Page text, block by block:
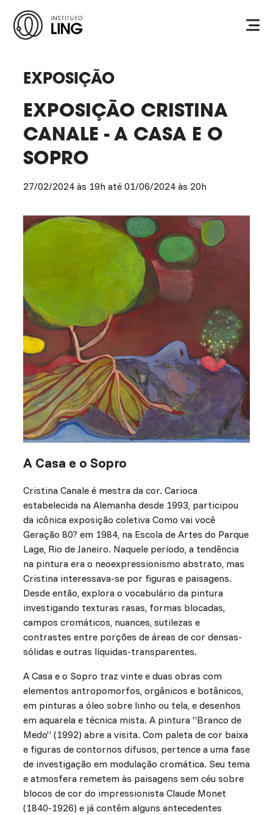
Instituto
Ling
EXPOSIÇÃO
EXPOSIÇÃO CRISTINA
CANALE - A CASA E O
SOPRO
27/02/2024 às 19h até 01/06/2024 às 20h
A Casa e o Sopro
Cristina Canale é mestra da cor. Carioca
estabelecida na Alemanha desde 1993, participou
da icônica exposição coletiva Como vai você
Geração 80? em 1984, na Escola de Artes do Parque
Lage, Rio de Janeiro. Naquele período, a tendência
na pintura era o neoexpressionismo abstrato, mas
Cristina interessava-se por figuras e paisagens.
Desde então, explora o vocabulário da pintura
investigando texturas rasas, formas blocadas,
campos cromáticos, nuances, sutilezas e
contrastes entre porções de áreas de cor densas-
sólidas e outras líquidas-transparentes.
A Casa e o Sopro traz vinte e duas obras com
elementos antropomorfos, orgânicos e botânicos,
em pinturas a óleo sobre linho ou tela, e desenhos
em aquarela e técnica mista. A pintura “Branco de
Medo” (1992) abre a visita. Com paleta de cor baixa
e figuras de contornos difusos, pertence a uma fase
de investigação em modulação cromática. Seu tema
e atmosfera remetem às paisagens sem céu sobre
blocos de cor do impressionista Claude Monet
(1840-1926) e já contêm alguns antecedentes